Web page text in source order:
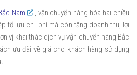
Nam
, vận chuyển hàng hóa hai chiều
tối ưu chi phí mà còn tăng doanh thu, lợi
vị khai thác dịch vụ vận chuyển hàng Bắc
ưu đãi về giá cho khách hàng sử dụng